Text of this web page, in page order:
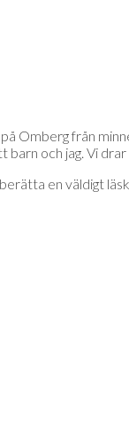
Omberg från
barn och jag. Vi
en väldigt